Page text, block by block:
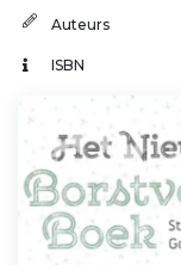
Auteurs
ISBN